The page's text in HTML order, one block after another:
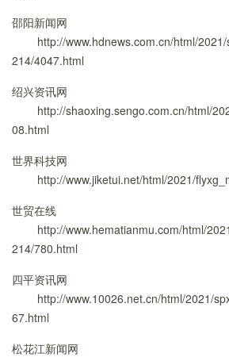
邵阳新闻网
http://www.hdnews.com.cn/html/
214/4047.html
绍兴资讯网
http://shaoxing.sengo.com.cn/html/
08.html
世界科技网
http://www.jiketui.net/html/2021/
世贸在线
http://www.hematianmu.com/html/
214/780.html
四平资讯网
http://www.10026.net.cn/html/2021/
67.html
松花江新闻网